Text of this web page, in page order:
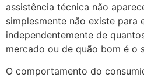
assistência técnica não
simplesmente não existe para
independentemente de
mercado ou de quão bom é o
O comportamento do